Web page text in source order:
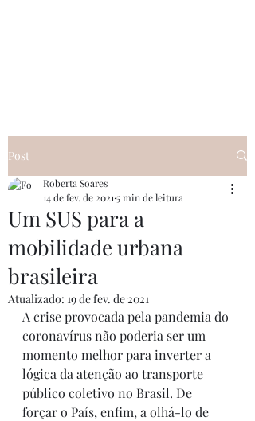
Post
Um SUS para a
mobilidade urbana
brasileira
Roberta Soares
14 de fev. de 2021 5 min de leitura
Atualizado: 19 de fev. de 2021
A crise provocada pela pandemia do
coronavírus não poderia ser um
momento melhor para inverter a
lógica da atenção ao transporte
público coletivo no Brasil. De
forçar o País, enfim, a olhá-lo de